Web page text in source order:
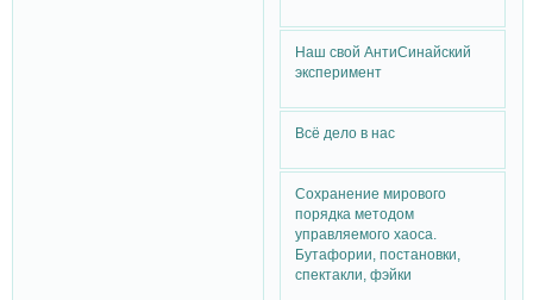
Наш свой АнтиСинайский
эксперимент
Всё дело в нас
Сохранение мирового
порядка методом
управляемого хаоса.
Бутафории, постановки,
спектакли, фэйки